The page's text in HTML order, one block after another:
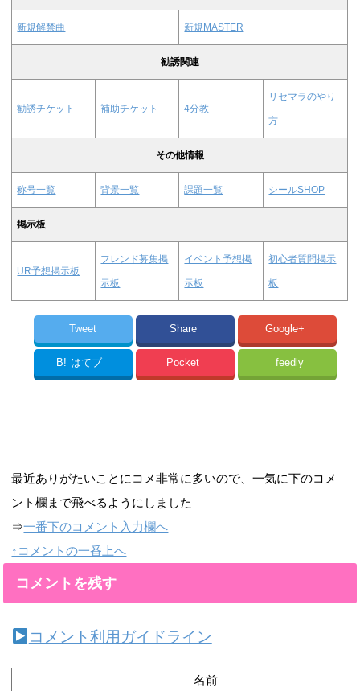
新規解禁曲 新規MASTER
勧誘関連
勧誘チケット 補助チケット 4分教
リセマラのやり
方
その他情報
称号一覧 背景一覧 課題一覧 シールSHOP
掲示板
UR予想掲示板
フレンド募集掲
示板
イベント予想掲
示板
初心者質問掲示
板
Tweet Share Google+
B! はてブ Pocket feedly
最近ありがたいことにコメ非常に多いので、一気に下のコメ
ント欄まで飛べるようにしました
⇒一番下のコメント入力欄へ
↑コメントの一番上へ
コメントを残す
コメント利用ガイドライン
名前